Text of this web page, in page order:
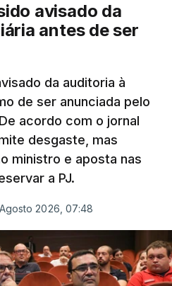
avisado da
antes de ser
da auditoria à
de ser anunciada pelo
acordo com o jornal
desgaste, mas
ministro e aposta nas
a PJ.
2026, 07:48